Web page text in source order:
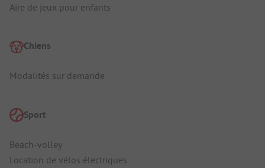
Aire de jeux pour enfants
Chiens
Modalités sur demande
Sport
Beach-volley
Location de vélos électriques